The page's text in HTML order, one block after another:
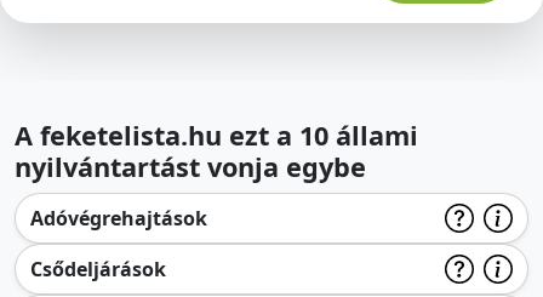
A feketelista.hu ezt a 10 állami
nyilvántartást vonja egybe
Adóvégrehajtások
Csődeljárások